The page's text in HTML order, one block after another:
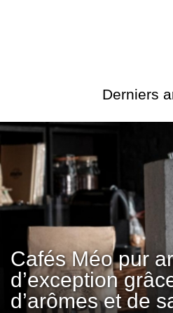
Derniers
Cafés Méo pur
d’exception
d’arômes et de